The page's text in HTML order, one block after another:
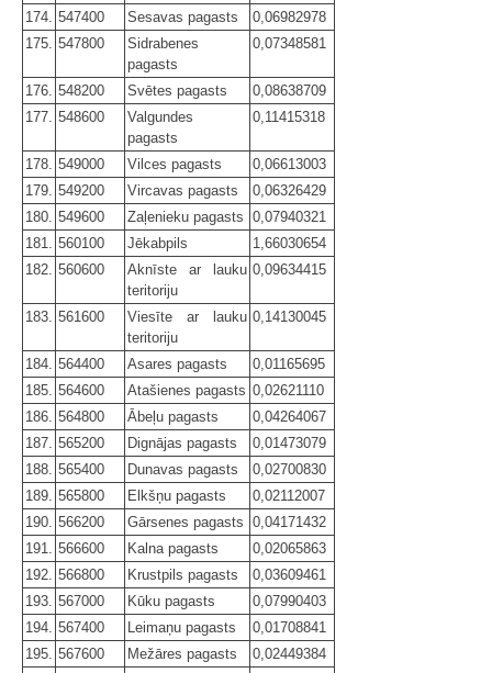
174. 547400 Sesavas pagasts
0,06982978
175. 547800
Sidrabenes
pagasts
0,07348581
176. 548200 Svētes pagasts
0,08638709
177. 548600
Valgundes
pagasts
0,11415318
178. 549000 Vilces pagasts
0,06613003
179. 549200 Vircavas pagasts
0,06326429
180. 549600 Zaļenieku pagasts 0,07940321
181.
560100 Jēkabpils
1,66030654
182. 560600
Aknīste ar lauku
teritoriju
0,09634415
183. 561600
Viesīte ar lauku
teritoriju
0,14130045
184. 564400 Asares pagasts
0,01165695
185. 564600 Atašienes pagasts 0,02621110
186. 564800 Ābeļu pagasts
0,04264067
187. 565200 Dignājas pagasts
0,01473079
188. 565400 Dunavas pagasts
0,02700830
189. 565800 Elkšņu pagasts
0,02112007
190. 566200 Gārsenes pagasts 0,04171432
191.
566600 Kalna pagasts
0,02065863
192. 566800 Krustpils pagasts
0,03609461
193. 567000 Kūku pagasts
0,07990403
194. 567400 Leimaņu pagasts
0,01708841
195. 567600 Mežāres pagasts
0,02449384